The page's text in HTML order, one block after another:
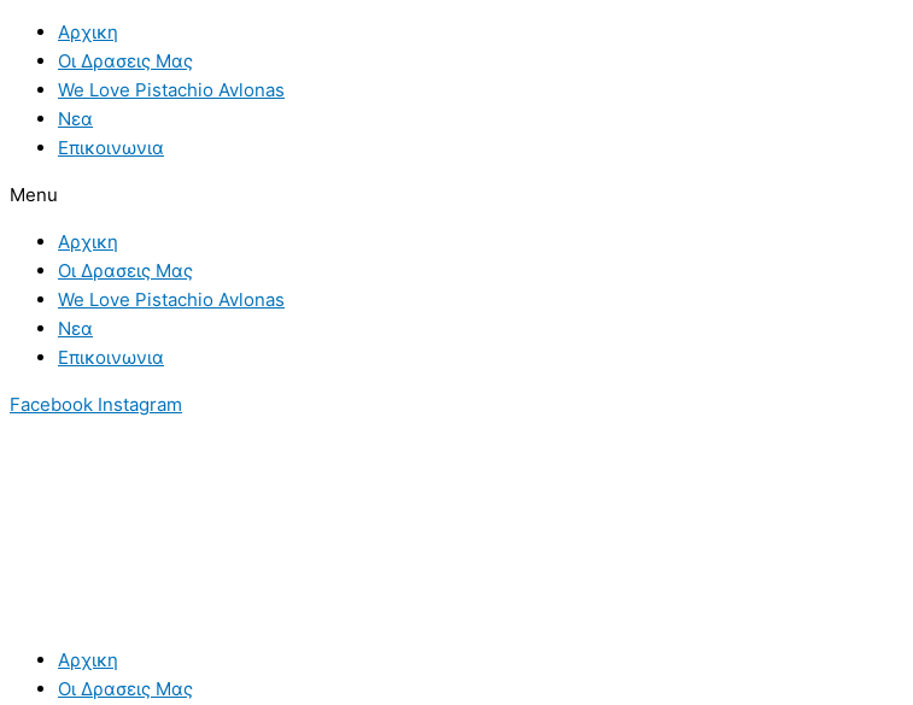
content
Αρχικη
Οι Δρασεις Μας
We Love Pistachio Avlonas
Νεα
Επικοινωνια
Menu
Αρχικη
Οι Δρασεις Μας
We Love Pistachio Avlonas
Νεα
Επικοινωνια
Facebook Instagram
Αρχικη
Οι Δρασεις Μας
φωτεινότητα
νερό
επηρεάζουν
την
ποιότητα